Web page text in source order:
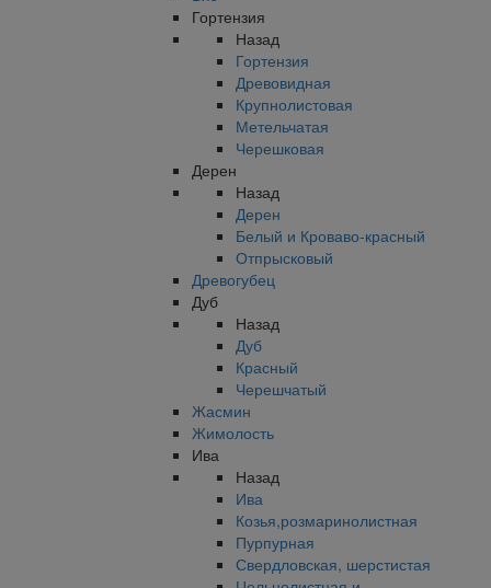
Гортензия
Назад
Гортензия
Древовидная
Крупнолистовая
Метельчатая
Черешковая
Дерен
Назад
Дерен
Белый и Кроваво-красный
Отпрысковый
Древогубец
Дуб
Назад
Дуб
Красный
Черешчатый
Жасмин
Жимолость
Ива
Назад
Ива
Козья,розмаринолистная
Пурпурная
Свердловская, шерстистая